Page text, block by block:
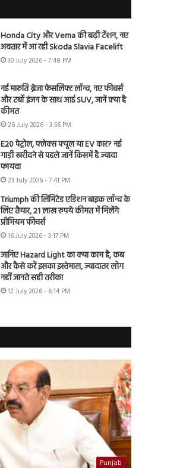
Honda City और Verna की बढ़ी टेंशन, नए
अवतार में आ रही Skoda Slavia Facelift
30 July 2026 - 7:48 PM
नई मारुति ब्रेजा फेसलिफ्ट लॉन्च, नए फीचर्स
और टर्बो इंजन के साथ आई SUV, जानें क्या है
कीमत
26 July 2026 - 3:56 PM
E20 पेट्रोल, फ्लेक्स फ्यूल या EV कार? नई
गाड़ी खरीदने से पहले जानें किसमें है ज्यादा
फायदा
23 July 2026 - 7:41 PM
Triumph की लिमिटेड एडिशन बाइक लॉन्च के
लिए तैयार, 21 लाख रुपये कीमत में मिलेंगे
प्रीमियम फीचर्स
16 July 2026 - 3:17 PM
जानिए Hazard Light का क्या काम है, कब
और कैसे करें इसका इस्तेमाल, ज्यादातर लोग
नहीं जानते सही तरीका
12 July 2026 - 6:14 PM
Punjab